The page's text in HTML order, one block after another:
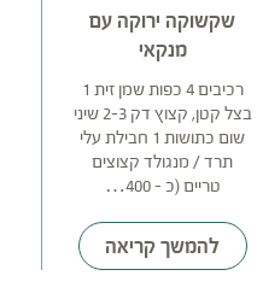
שקשוקה ירוקה עם
מנקאי
רכיבים 4 כפות שמן זית 1
בצל קטן, קצוץ דק 2-3 שיני
שום כתושות 1 חבילת עלי
תרד / מנגולד קצוצים
טריים (כ – 400…
להמשך קריאה